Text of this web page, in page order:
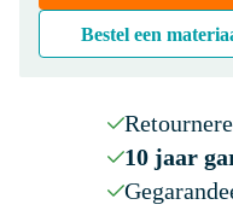
Bestel een
10 jaar